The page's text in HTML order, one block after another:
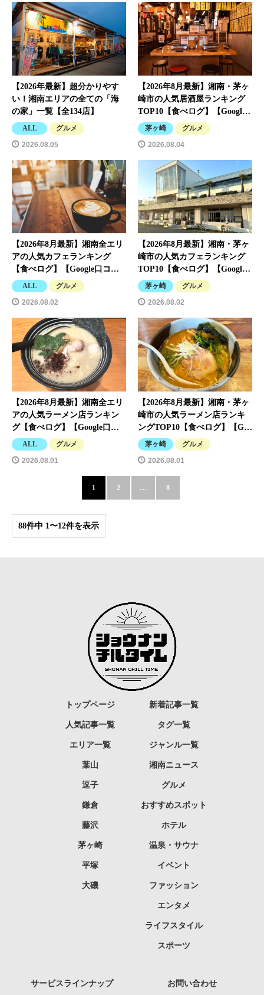
【2026年最新】超分かりやす
い！湘南エリアの全ての「海
の家」一覧【全134店】
ALL
グルメ
2026.08.05
【2026年8月最新】湘南・茅ヶ
崎市の人気居酒屋ランキング
TOP10【食べログ】【Googl…
茅ヶ崎
グルメ
2026.08.04
【2026年8月最新】湘南全エリ
アの人気カフェランキング
【食べログ】【Google口コ…
ALL
グルメ
2026.08.02
【2026年8月最新】湘南・茅ヶ
崎市の人気カフェランキング
TOP10【食べログ】【Googl…
茅ヶ崎
グルメ
2026.08.02
【2026年8月最新】湘南全エリ
アの人気ラーメン店ランキン
グ【食べログ】【Google口…
ALL
グルメ
2026.08.01
【2026年8月最新】湘南・茅ヶ
崎市の人気ラーメン店ランキ
ングTOP10【食べログ】【G…
茅ヶ崎
グルメ
2026.08.01
1 2 … 8
88件中 1〜12件を表示
トップページ 新着記事一覧
人気記事一覧 タグ一覧
エリア一覧
葉山
逗子
鎌倉
藤沢
茅ヶ崎
平塚
大磯
ジャンル一覧
湘南ニュース
グルメ
おすすめスポット
ホテル
温泉・サウナ
イベント
ファッション
エンタメ
ライフスタイル
スポーツ
サービスラインナップ お問い合わせ